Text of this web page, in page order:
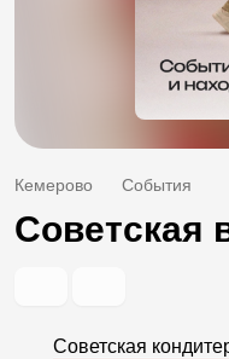
Кемерово События
Советская
Советская